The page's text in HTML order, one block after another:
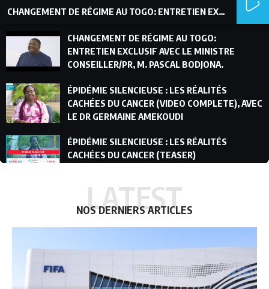
CHANGEMENT DE RÉGIME AU TOGO: ENTRETIEN EXCLUSIF AVEC LE MINISTRE CONSEILLER/PR, M. PASCAL BODJONA.
CHANGEMENT DE RÉGIME AU TOGO:
ENTRETIEN EXCLUSIF AVEC LE MINISTRE
CONSEILLER/PR, M. PASCAL BODJONA.
ÉPIDÉMIE SILENCIEUSE : LES RÉALITÉS
CACHÉES DU CANCER (VIDEO COMPLETE), AVEC
LE DR GERMAINE AMEKOUDI
ÉPIDÉMIE SILENCIEUSE : LES RÉALITÉS
CACHÉES DU CANCER (TEASER)
AFRIQUE DE L'OUEST : À QUOI FAUT-IL
S'ATTENDRE ? DR GNAGNON
NOS DERNIERS ARTICLES
LATEST